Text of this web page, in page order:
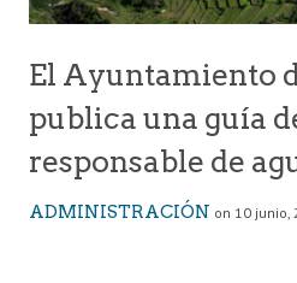
El Ayuntamiento
publica una guía
responsable de
ADMINISTRACIÓN on 10 junio,